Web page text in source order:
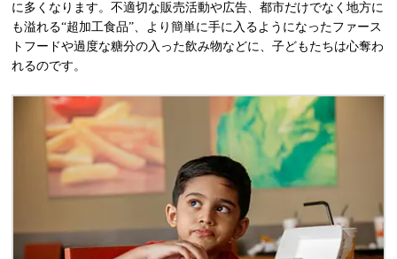
に多くなります。不適切な販売活動や広告、都市だけでなく地方に
も溢れる“超加工食品”、より簡単に手に入るようになったファース
トフードや過度な糖分の入った飲み物などに、子どもたちは心奪わ
れるのです。